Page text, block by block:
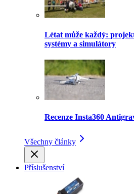
Létat může každý:
systémy a simulátory
Recenze Insta360
Všechny články
Příslušenství